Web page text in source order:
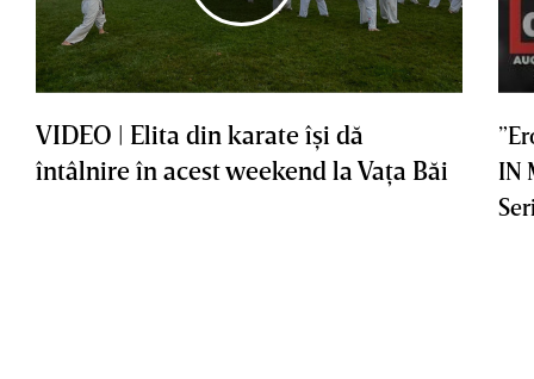
VIDEO | Elita din karate îşi dă
întâlnire în acest weekend la Vaţa Băi
IN